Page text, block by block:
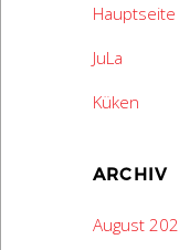
Hauptseite
JuLa
Küken
ARCHIV
August